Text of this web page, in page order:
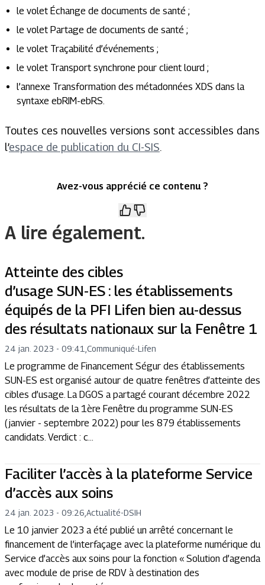
le volet Échange de documents de santé ;
le volet Partage de documents de santé ;
le volet Traçabilité d’événements ;
le volet Transport synchrone pour client lourd ;
l’annexe Transformation des métadonnées XDS dans la
syntaxe ebRIM-ebRS.
Toutes ces nouvelles versions sont accessibles dans
l’espace de publication du CI-SIS.
Avez-vous apprécié ce contenu ?
A lire également.
Atteinte des cibles
d’usage SUN-ES : les établissements
équipés de la PFI Lifen bien au-dessus
des résultats nationaux sur la Fenêtre 1
24 jan. 2023 - 09:41 Communiqué-Lifen
Le programme de Financement Ségur des établissements
SUN-ES est organisé autour de quatre fenêtres d’atteinte des
cibles d’usage. La DGOS a partagé courant décembre 2022
les résultats de la 1ère Fenêtre du programme SUN-ES
(janvier - septembre 2022) pour les 879 établissements
candidats. Verdict : c...
Faciliter l’accès à la plateforme Service
d’accès aux soins
24 jan. 2023 - 09:26 Actualité-DSIH
Le 10 janvier 2023 a été publié un arrêté concernant le
financement de l’interfaçage avec la plateforme numérique du
Service d’accès aux soins pour la fonction « Solution d’agenda
avec module de prise de RDV à destination des